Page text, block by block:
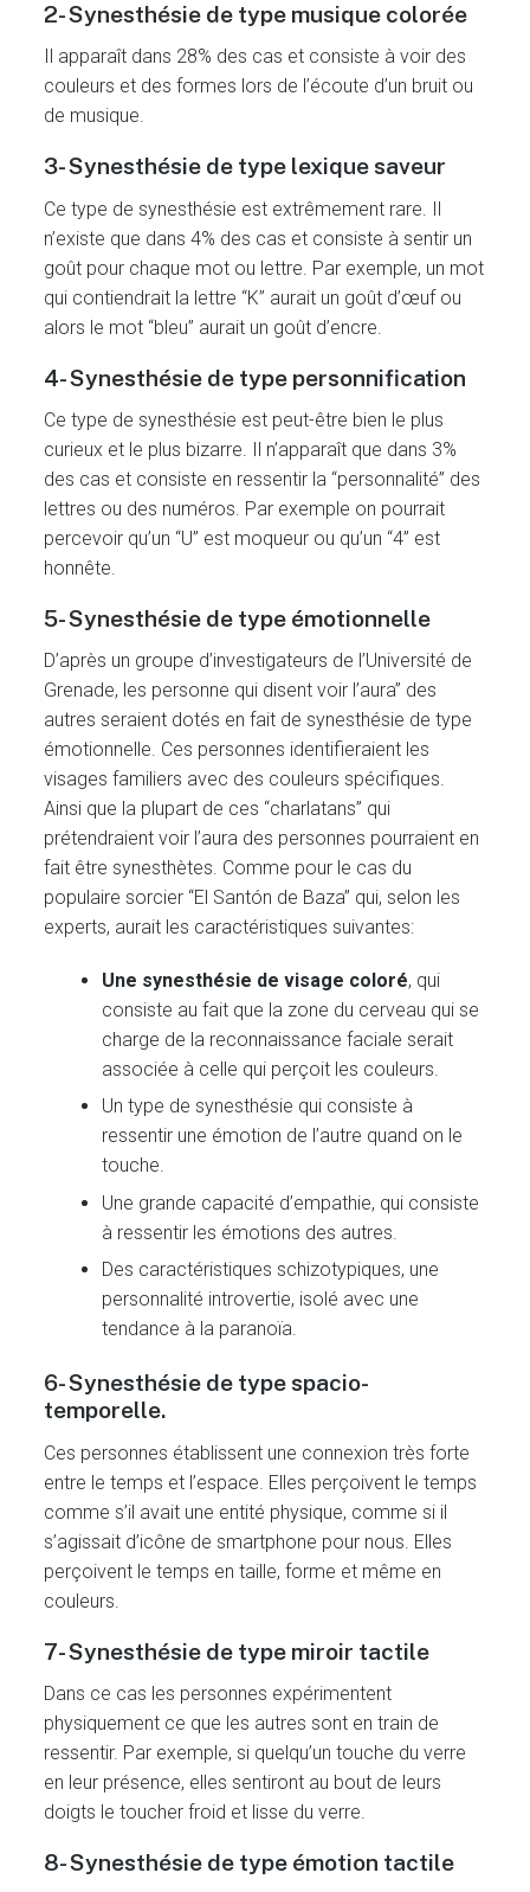
2- Synesthésie de type musique colorée
Il apparaît dans 28% des cas et consiste à voir des
couleurs et des formes lors de l’écoute d’un bruit ou
de musique.
3- Synesthésie de type lexique saveur
Ce type de synesthésie est extrêmement rare. Il
n’existe que dans 4% des cas et consiste à sentir un
goût pour chaque mot ou lettre. Par exemple, un mot
qui contiendrait la lettre “K” aurait un goût d’œuf ou
alors le mot “bleu” aurait un goût d’encre.
4- Synesthésie de type personnification
Ce type de synesthésie est peut-être bien le plus
curieux et le plus bizarre. Il n’apparaît que dans 3%
des cas et consiste en ressentir la “personnalité” des
lettres ou des numéros. Par exemple on pourrait
percevoir qu’un “U” est moqueur ou qu’un “4” est
honnête.
5- Synesthésie de type émotionnelle
D’après un groupe d’investigateurs de l’Université de
Grenade, les personne qui disent voir l’aura” des
autres seraient dotés en fait de synesthésie de type
émotionnelle. Ces personnes identifieraient les
visages familiers avec des couleurs spécifiques.
Ainsi que la plupart de ces “charlatans” qui
prétendraient voir l’aura des personnes pourraient en
fait être synesthètes. Comme pour le cas du
populaire sorcier “El Santón de Baza” qui, selon les
experts, aurait les caractéristiques suivantes:
Une synesthésie de visage coloré, qui
consiste au fait que la zone du cerveau qui se
charge de la reconnaissance faciale serait
associée à celle qui perçoit les couleurs.
Un type de synesthésie qui consiste à
ressentir une émotion de l’autre quand on le
touche.
Une grande capacité d’empathie, qui consiste
à ressentir les émotions des autres.
Des caractéristiques schizotypiques, une
personnalité introvertie, isolé avec une
tendance à la paranoïa.
6- Synesthésie de type spacio-
temporelle.
Ces personnes établissent une connexion très forte
entre le temps et l’espace. Elles perçoivent le temps
comme s’il avait une entité physique, comme si il
s’agissait d’icône de smartphone pour nous. Elles
perçoivent le temps en taille, forme et même en
couleurs.
7- Synesthésie de type miroir tactile
Dans ce cas les personnes expérimentent
physiquement ce que les autres sont en train de
ressentir. Par exemple, si quelqu’un touche du verre
en leur présence, elles sentiront au bout de leurs
doigts le toucher froid et lisse du verre.
8- Synesthésie de type émotion tactile